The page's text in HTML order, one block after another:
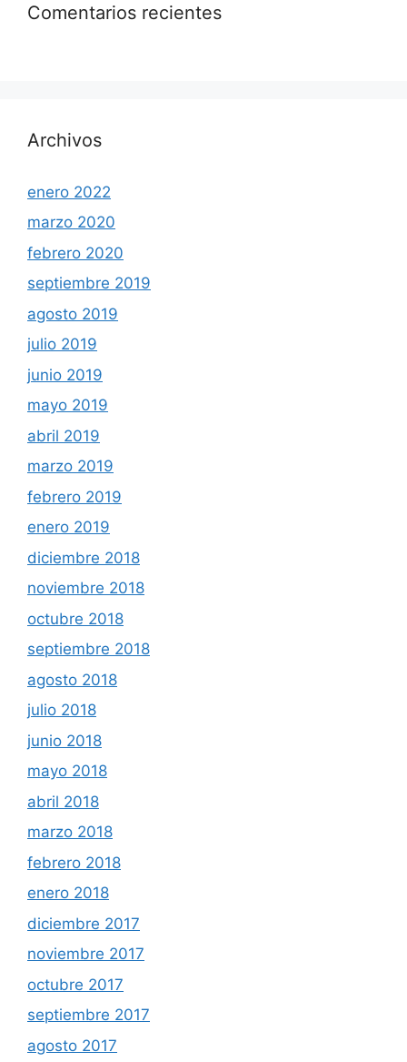
Comentarios recientes
Archivos
enero 2022
marzo 2020
febrero 2020
septiembre 2019
agosto 2019
julio 2019
junio 2019
mayo 2019
abril 2019
marzo 2019
febrero 2019
enero 2019
diciembre 2018
noviembre 2018
octubre 2018
septiembre 2018
agosto 2018
julio 2018
junio 2018
mayo 2018
abril 2018
marzo 2018
febrero 2018
enero 2018
diciembre 2017
noviembre 2017
octubre 2017
septiembre 2017
agosto 2017